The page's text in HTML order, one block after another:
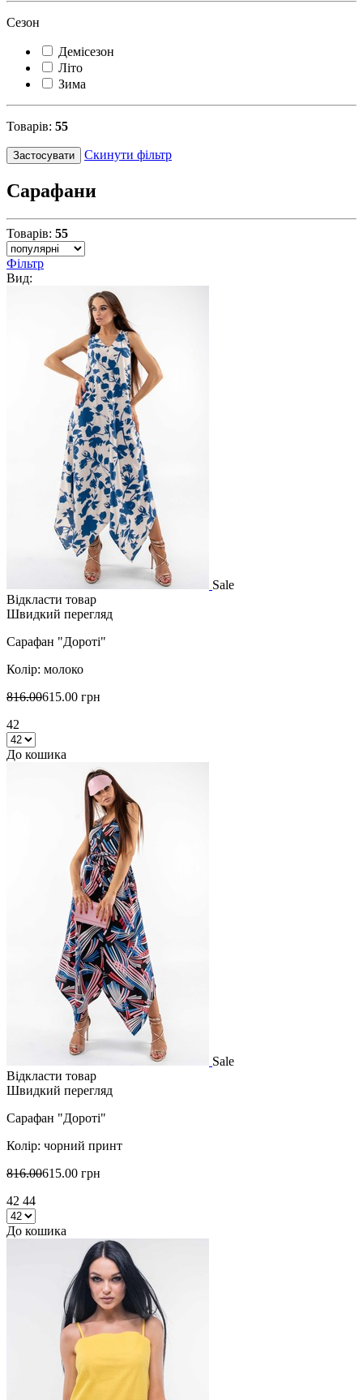
Сезон
Демісезон
Літо
Зима
Товарів: 55
Застосувати Скинути фільтр
Сарафани
Товарів: 55
Фільтр
Вид:
Sale
Відкласти товар
Швидкий перегляд
Сарафан "Дороті"
Колір: молоко
816.00615.00 грн
42
До кошика
Sale
Відкласти товар
Швидкий перегляд
Сарафан "Дороті"
Колір: чорний принт
816.00615.00 грн
42 44
До кошика